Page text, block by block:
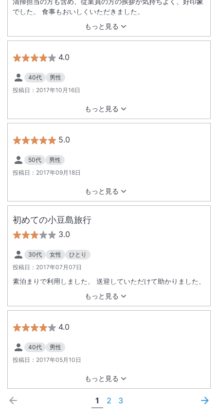
もっと見る
でした。 食事もおいしくいただきました。
4.0
40代
男性
投稿日： 2017年10月16日
もっと見る
5.0
50代
男性
投稿日： 2017年09月18日
もっと見る
初めての小豆島旅行
3.0
30代 女性
ひとり
投稿日： 2017年07月07日
もっと見る
素泊まりで利用しました。 送迎していただけて助かりました。
4.0
40代
男性
投稿日： 2017年05月10日
もっと見る
1 2 3